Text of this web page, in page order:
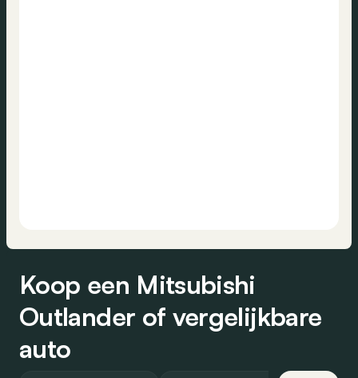
Koop een Mitsubishi
Outlander of vergelijkbare
auto